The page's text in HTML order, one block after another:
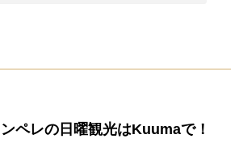
ペレの日曜観光はKuumaで！